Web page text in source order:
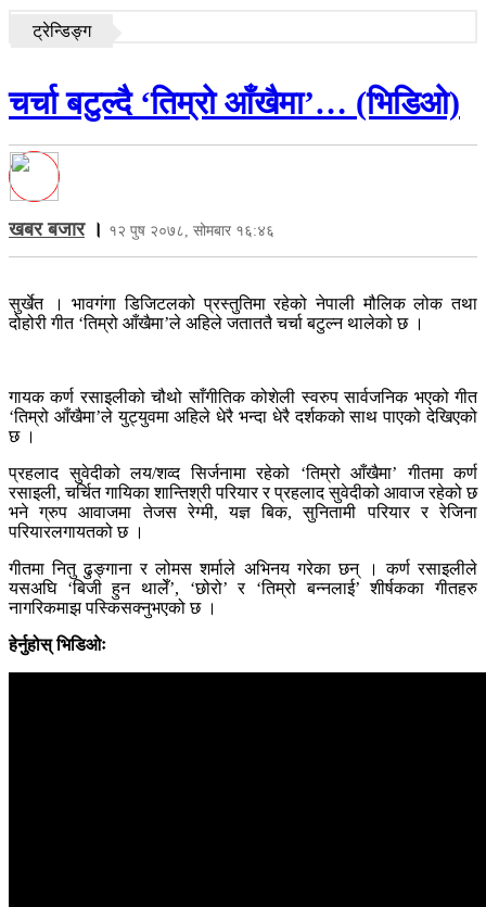
ट्रेन्डिङ्ग
चर्चा बटुल्दै ‘तिम्रो आँखैमा’… (भिडिओ)
खबर बजार। १२ पुष २०७८, सोमबार १६:४६
सुर्खेत । भावगंगा डिजिटलको प्रस्तुतिमा रहेको नेपाली मौलिक लोक तथा
दोहोरी गीत ‘तिम्रो आँखैमा’ले अहिले जताततै चर्चा बटुल्न थालेको छ ।
गायक कर्ण रसाइलीको चौथो साँगीतिक कोशेली स्वरुप सार्वजनिक भएको गीत
‘तिम्रो आँखैमा’ले युट्युवमा अहिले धेरै भन्दा धेरै दर्शकको साथ पाएको देखिएको
छ ।
प्रहलाद सुवेदीको लय/शव्द सिर्जनामा रहेको ‘तिम्रो आँखैमा’ गीतमा कर्ण
रसाइली, चर्चित गायिका शान्तिश्री परियार र प्रहलाद सुवेदीको आवाज रहेको छ
भने ग्रुप आवाजमा तेजस रेग्मी, यज्ञ बिक, सुनितामी परियार र रेजिना
परियारलगायतको छ ।
गीतमा नितु ढुङ्गाना र लोमस शर्माले अभिनय गरेका छन् । कर्ण रसाइलीले
यसअघि ‘बिजी हुन थालेँ’, ‘छोरो’ र ‘तिम्रो बन्नलाई’ शीर्षकका गीतहरु
नागरिकमाझ पस्किसक्नुभएको छ ।
हेर्नुहोस् भिडिओः